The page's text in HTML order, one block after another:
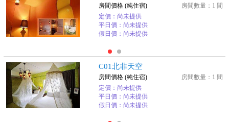
房間數量：1 間
房間價格 (純住宿)
定價：尚未提供
平日價：尚未提供
假日價：尚未提供
C01北非天空
房間數量：1 間
房間價格 (純住宿)
定價：尚未提供
平日價：尚未提供
假日價：尚未提供